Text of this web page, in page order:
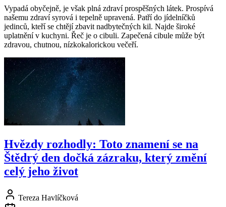
Vypadá obyčejně, je však plná zdraví prospěšných látek. Prospívá
našemu zdraví syrová i tepelně upravená. Patří do jídelníčků
jedinců, kteří se chtějí zbavit nadbytečných kil. Najde široké
uplatnění v kuchyni. Řeč je o cibuli. Zapečená cibule může být
zdravou, chutnou, nízkokalorickou večeří.
Hvězdy rozhodly: Toto znamení se na
Štědrý den dočká zázraku, který změní
celý jeho život
Tereza Havlíčková